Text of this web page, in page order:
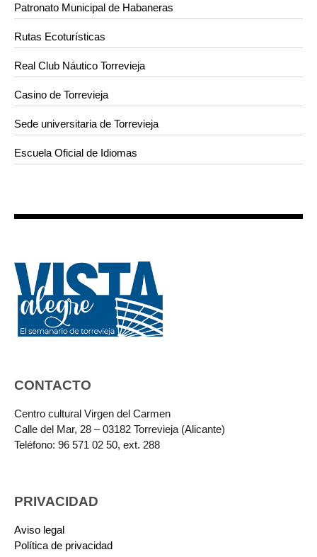
Patronato Municipal de Habaneras
Rutas Ecoturísticas
Real Club Náutico Torrevieja
Casino de Torrevieja
Sede universitaria de Torrevieja
Escuela Oficial de Idiomas
CONTACTO
Centro cultural Virgen del Carmen
Calle del Mar, 28 – 03182 Torrevieja (Alicante)
Teléfono: 96 571 02 50, ext. 288
PRIVACIDAD
Aviso legal
Política de privacidad